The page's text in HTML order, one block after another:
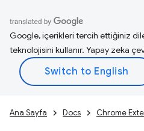
Google, içerikleri tercih ettiğiniz
teknolojisini kullanır. Yapay zeka
Ana Sayfa Docs Chrome